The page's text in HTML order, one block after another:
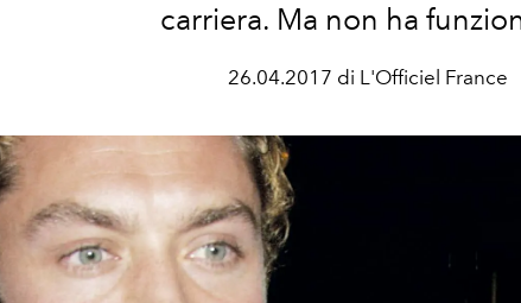
carriera. Ma non ha
26.04.2017 di L'Officiel France